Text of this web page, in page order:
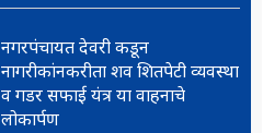
नगरपंचायत देवरी कडून
नागरीकांनकरीता शव शितपेटी व्यवस्था
व गडर सफाई यंत्र या वाहनाचे
लोकार्पण